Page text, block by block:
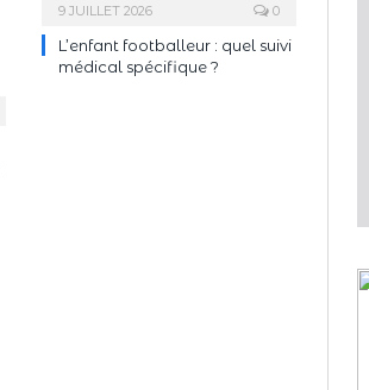
9 JUILLET 2026 0
L’enfant footballeur : quel suivi
médical spécifique ?